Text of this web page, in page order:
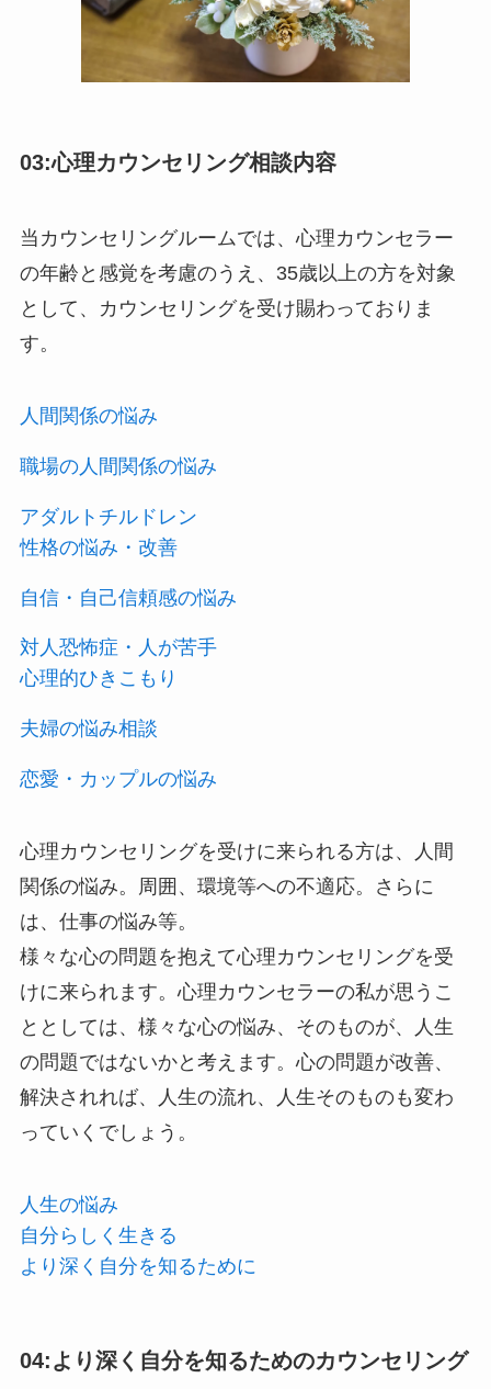
03:心理カウンセリング相談内容
当カウンセリングルームでは、心理カウンセラー
の年齢と感覚を考慮のうえ、35歳以上の方を対象
として、カウンセリングを受け賜わっておりま
す。
人間関係の悩み
職場の人間関係の悩み
アダルトチルドレン
性格の悩み・改善
自信・自己信頼感の悩み
対人恐怖症・人が苦手
心理的ひきこもり
夫婦の悩み相談
恋愛・カップルの悩み
心理カウンセリングを受けに来られる方は、人間
関係の悩み。周囲、環境等への不適応。さらに
は、仕事の悩み等。
様々な心の問題を抱えて心理カウンセリングを受
けに来られます。心理カウンセラーの私が思うこ
ととしては、様々な心の悩み、そのものが、人生
の問題ではないかと考えます。心の問題が改善、
解決されれば、人生の流れ、人生そのものも変わ
っていくでしょう。
人生の悩み
自分らしく生きる
より深く自分を知るために
04:より深く自分を知るためのカウンセリング